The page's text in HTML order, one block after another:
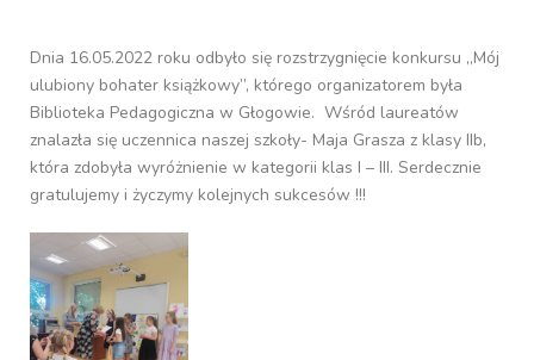
Dnia 16.05.2022 roku odbyło się rozstrzygnięcie konkursu „Mój
ulubiony bohater książkowy”, którego organizatorem była
Biblioteka Pedagogiczna w Głogowie. Wśród laureatów
znalazła się uczennica naszej szkoły- Maja Grasza z klasy IIb,
która zdobyła wyróżnienie w kategorii klas I – III. Serdecznie
gratulujemy i życzymy kolejnych sukcesów !!!